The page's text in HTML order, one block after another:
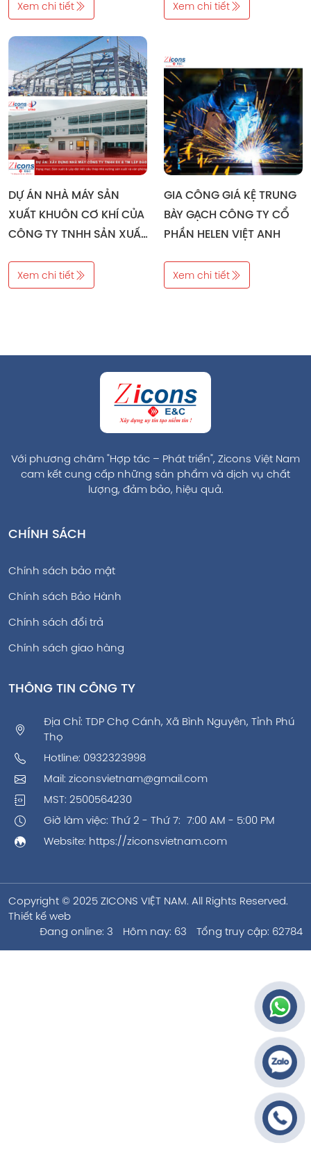
Xem chi tiết Xem chi tiết
DỰ ÁN NHÀ MÁY SẢN
XUẤT KHUÔN CƠ KHÍ CỦA
CÔNG TY TNHH SẢN XUẤT
Xem chi tiết
GIA CÔNG GIÁ KỆ TRUNG
BÀY GẠCH CÔNG TY CỔ
PHẦN HELEN VIỆT ANH
Xem chi tiết
Với phương châm "Hợp tác – Phát triển", Zicons Việt Nam
cam kết cung cấp những sản phẩm và dịch vụ chất
lượng, đảm bảo, hiệu quả.
CHÍNH SÁCH
Chính sách bảo mật
Chính sách Bảo Hành
Chính sách đổi trả
Chính sách giao hàng
THÔNG TIN CÔNG TY
Địa Chỉ: TDP Chợ Cánh, Xã Bình Nguyên, Tỉnh Phú
Thọ
Hotline: 0932323998
Mail: ziconsvietnam@gmail.com
MST: 2500564230
Giờ làm việc: Thứ 2 - Thứ 7: 7:00 AM - 5:00 PM
Website: https://ziconsvietnam.com
Copyright © 2025 ZICONS VIỆT NAM. All Rights Reserved.
Thiết kế web
Đang online: 3
Hôm nay: 63 Tổng truy cập: 62784